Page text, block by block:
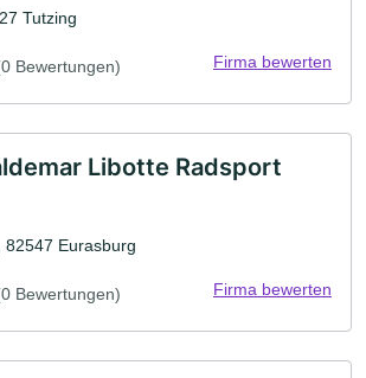
Tutzing
Bewertungen) Firma bewerten
Libotte Radsport
82547 Eurasburg
Bewertungen) Firma bewerten